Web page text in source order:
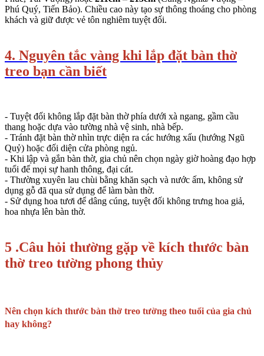
Phú Quý, Tiến Bảo). Chiều cao này tạo sự thông thoáng cho phòng
khách và giữ được vẻ tôn nghiêm tuyệt đối.
4. Nguyên tắc vàng khi lắp đặt bàn thờ
treo bạn cần biết
- Tuyệt đối không lắp đặt bàn thờ phía dưới xà ngang, gầm cầu
thang hoặc dựa vào tường nhà vệ sinh, nhà bếp.
- Tránh đặt bàn thờ nhìn trực diện ra các hướng xấu (hướng Ngũ
Quỷ) hoặc đối diện cửa phòng ngủ.
- Khi lập và gắn bàn thờ, gia chủ nên chọn ngày giờ hoàng đạo hợp
tuổi để mọi sự hanh thông, đại cát.
- Thường xuyên lau chùi bằng khăn sạch và nước ấm, không sử
dụng gỗ đã qua sử dụng để làm bàn thờ.
- Sử dụng hoa tươi để dâng cúng, tuyệt đối không trưng hoa giả,
hoa nhựa lên bàn thờ.
5 .Câu hỏi thường gặp về kích thước bàn
thờ treo tường phong thủy
Nên chọn kích thước bàn thờ treo tường theo tuổi của gia chủ
hay không?